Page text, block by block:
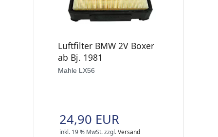
Luftfilter BMW 2V Boxer
ab Bj. 1981
Mahle LX56
24,90 EUR
inkl. 19 % MwSt.zzgl.Versand